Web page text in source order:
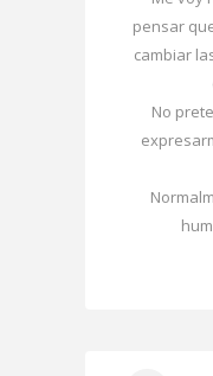
pensar
cambiar
No